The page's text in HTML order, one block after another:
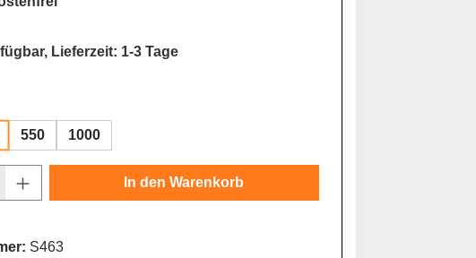
Lieferzeit: 1-3 Tage
550 1000
Gib den gewünschten Wert ein oder
In den Warenkorb
S463